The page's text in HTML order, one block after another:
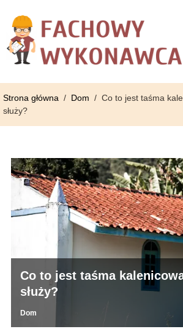
Strona główna / Dom / Co to jest taśma
służy?
Co to jest taśma
służy?
Dom